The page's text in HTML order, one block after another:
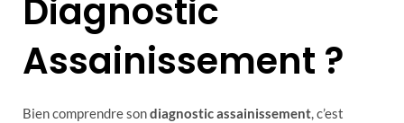
Diagnostic
Assainissement ?
Bien comprendre sondiagnostic assainissement, c’est